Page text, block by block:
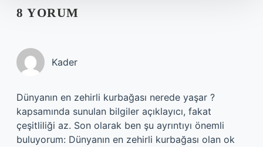
8 YORUM
Kader
Dünyanın en zehirli kurbağası nerede yaşar ?
kapsamında sunulan bilgiler açıklayıcı, fakat
çeşitliliği az. Son olarak ben şu ayrıntıyı önemli
buluyorum: Dünyanın en zehirli kurbağası olan ok